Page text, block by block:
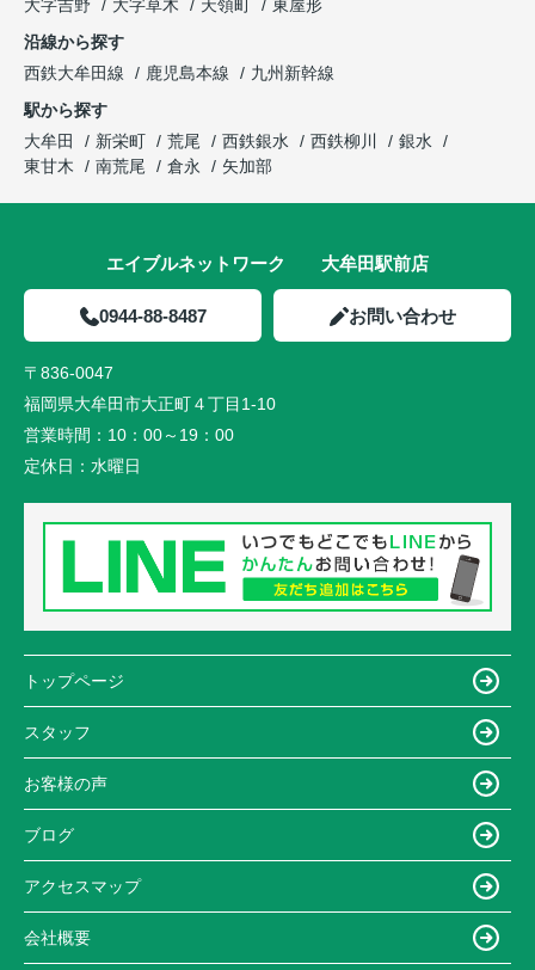
大字吉野
大字草木 天領町
東屋形
沿線から探す
西鉄大牟田線
鹿児島本線
九州新幹線
駅から探す
大牟田
新栄町 荒尾 西鉄銀水 西鉄柳川
銀水
東甘木
南荒尾 倉永 矢加部
エイブルネットワーク 大牟田駅前店
0944-88-8487 お問い合わせ
〒836-0047
福岡県大牟田市大正町４丁目1-10
営業時間： 10：00～19：00
定休日： 水曜日
トップページ
スタッフ
お客様の声
ブログ
アクセスマップ
会社概要